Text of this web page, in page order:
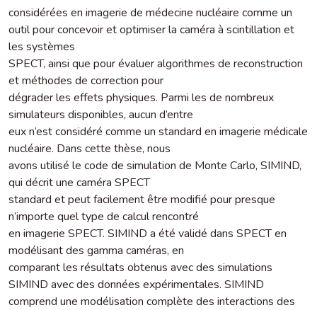
considérées en imagerie de médecine nucléaire comme un
outil pour concevoir et optimiser la caméra à scintillation et
les systèmes
SPECT, ainsi que pour évaluer algorithmes de reconstruction
et méthodes de correction pour
dégrader les effets physiques. Parmi les de nombreux
simulateurs disponibles, aucun d’entre
eux n’est considéré comme un standard en imagerie médicale
nucléaire. Dans cette thèse, nous
avons utilisé le code de simulation de Monte Carlo, SIMIND,
qui décrit une caméra SPECT
standard et peut facilement être modifié pour presque
n’importe quel type de calcul rencontré
en imagerie SPECT. SIMIND a été validé dans SPECT en
modélisant des gamma caméras, en
comparant les résultats obtenus avec des simulations
SIMIND avec des données expérimentales. SIMIND
comprend une modélisation complète des interactions des